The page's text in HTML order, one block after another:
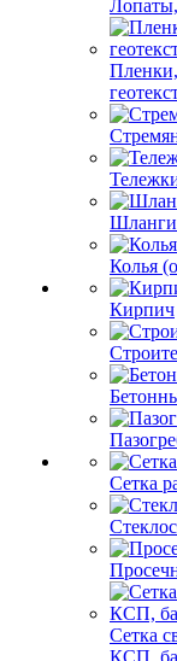
Шланги
Колья
Кирпич
Сетка
Сетка
КСП,